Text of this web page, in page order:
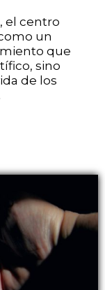
el centro
un
que
sino
de los